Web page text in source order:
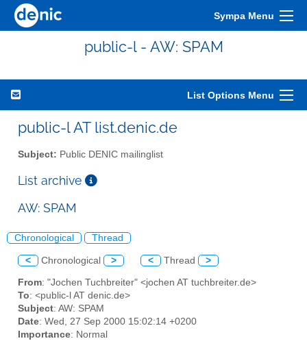
Sympa Menu
public-l - AW: SPAM
List Options Menu
public-l AT list.denic.de
Subject: Public DENIC mailinglist
List archive
AW: SPAM
Chronological Thread
< Chronological > < Thread >
From: "Jochen Tuchbreiter" <jochen AT tuchbreiter.de>
To: <public-l AT denic.de>
Subject: AW: SPAM
Date: Wed, 27 Sep 2000 15:02:14 +0200
Importance: Normal